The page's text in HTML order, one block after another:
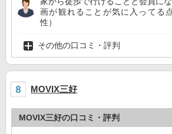
画が観れることが気に入ってる
性）
その他の口コミ・評判
MOVIX三好
MOVIX三好の口コミ・評判